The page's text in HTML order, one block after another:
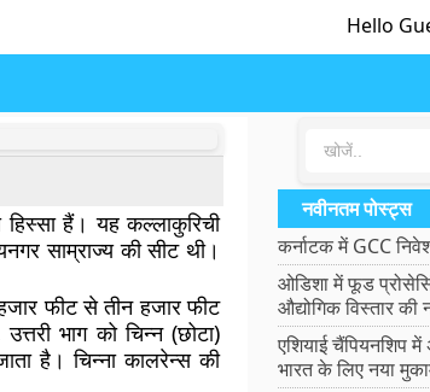
Hello
हिस्सा हैं। यह कल्लाकुरिची
साम्राज्य की सीट थी।
फीट से तीन हजार फीट
भाग को चिन्न (छोटा)
है। चिन्ना कालरेन्स की
नवीनतम पोस्ट्स
कर्नाटक में GCC
ओडिशा में फूड
औद्योगिक विस्तार की
एशियाई चैंपियनशिप में
भारत के लिए नया